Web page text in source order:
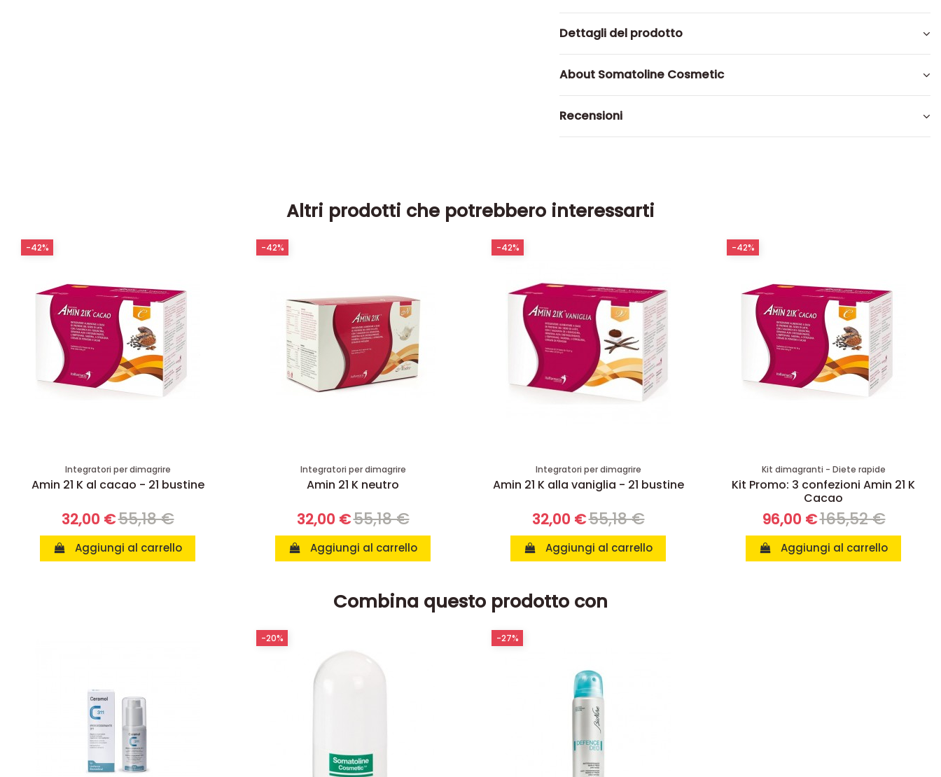
Dettagli del prodotto
About Somatoline Cosmetic
Recensioni
Altri prodotti che potrebbero interessarti
Integratori per dimagrire
Amin 21 K al cacao - 21 bustine
32,00 €55,18 €
Aggiungi al carrello
-42%
Integratori per dimagrire
Amin 21 K neutro
32,00 €55,18 €
Aggiungi al carrello
-42%
Integratori per dimagrire
Amin 21 K alla vaniglia - 21 bustine
32,00 €55,18 €
Aggiungi al carrello
-42%
Kit dimagranti - Diete rapide
Kit Promo: 3 confezioni Amin 21 K
Cacao
96,00 €165,52 €
Aggiungi al carrello
-42%
Combina questo prodotto con
-20% -27%